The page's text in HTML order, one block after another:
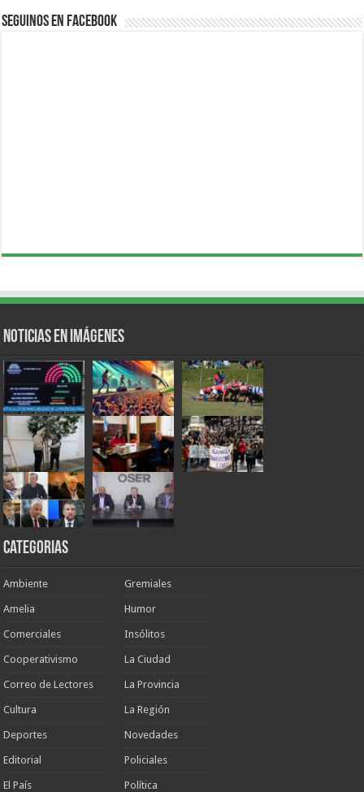
Seguinos en Facebook
Noticias en Imágenes
Categorias
Ambiente
Amelia
Comerciales
Cooperativismo
Correo de Lectores
Cultura
Deportes
Editorial
El País
Gremiales
Humor
Insólitos
La Ciudad
La Provincia
La Región
Novedades
Policiales
Política